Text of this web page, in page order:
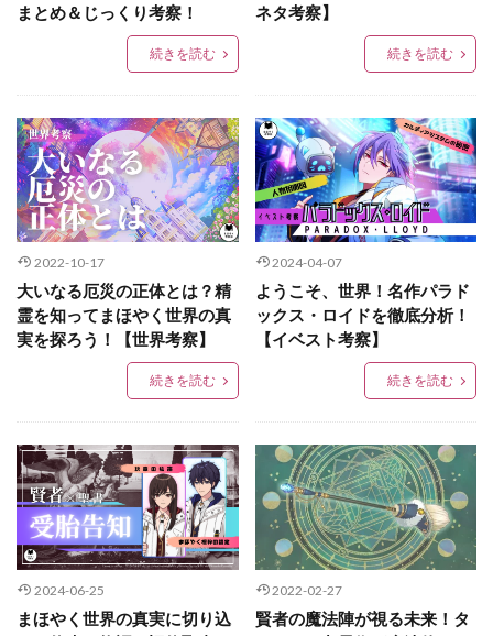
まとめ＆じっくり考察！
続きを読む
ネタ考察】
続きを読む
2022-10-17
大いなる厄災の正体とは？精
霊を知ってまほやく世界の真
実を探ろう！【世界考察】
続きを読む
2024-04-07
ようこそ、世界！名作パラド
ックス・ロイドを徹底分析！
【イベスト考察】
続きを読む
2024-06-25
まほやく世界の真実に切り込
2022-02-27
賢者の魔法陣が視る未来！タ